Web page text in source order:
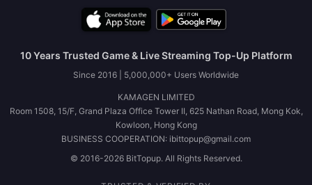
10 Years Trusted Game & Live Streaming Top-Up Platform
Since 2016 | 5,000,000+ Users Worldwide
KAMAGEN LIMITED
Room 1508, 15/F, Grand Plaza Office Tower II, 625 Nathan Road, Mong Kok,
Kowloon, Hong Kong
BUSINESS COOPERATION: ibittopup@gmail.com
© 2016-2026 BitTopup. All Rights Reserved.